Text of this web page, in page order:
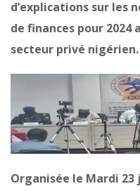
d’explications sur les
de finances pour 2024
secteur privé nigérien.
Organisée le Mardi 23